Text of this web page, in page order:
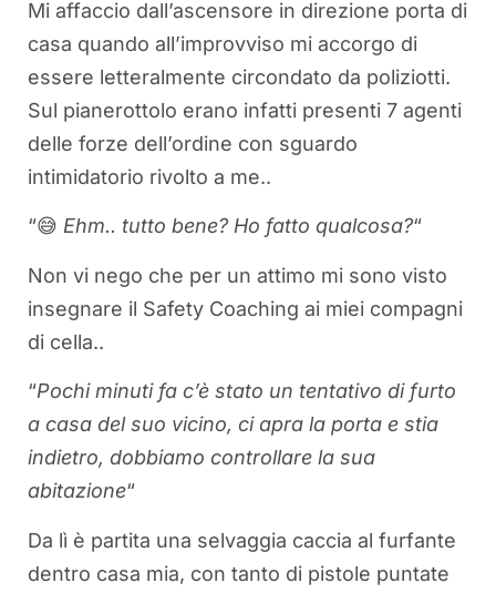
Mi affaccio dall’ascensore in direzione porta di
casa quando all’improvviso mi accorgo di
essere letteralmente circondato da poliziotti.
Sul pianerottolo erano infatti presenti 7 agenti
delle forze dell’ordine con sguardo
intimidatorio rivolto a me..
“😅 Ehm.. tutto bene? Ho fatto qualcosa?“
Non vi nego che per un attimo mi sono visto
insegnare il Safety Coaching ai miei compagni
di cella..
“Pochi minuti fa c’è stato un tentativo di furto
a casa del suo vicino, ci apra la porta e stia
indietro, dobbiamo controllare la sua
abitazione“
Da lì è partita una selvaggia caccia al furfante
dentro casa mia, con tanto di pistole puntate